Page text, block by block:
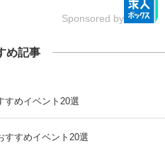
Sponsored by
め記事
すめイベント20選
すすめイベント20選